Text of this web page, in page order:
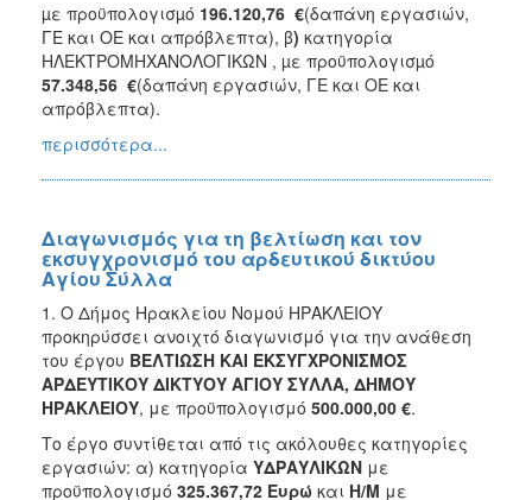
µε προϋπολογισµό 196.120,76 €(δαπάνη εργασιών,
ΓΕ και ΟΕ και απρόβλεπτα), β) κατηγορία
ΗΛΕΚΤΡΟΜΗΧΑΝΟΛΟΓΙΚΩΝ , µε προϋπολογισµό
57.348,56 €(δαπάνη εργασιών, ΓΕ και ΟΕ και
απρόβλεπτα).
περισσότερα...
Διαγωνισμός για τη βελτίωση και τον
εκσυγχρονισμό του αρδευτικού δικτύου
Αγίου Σύλλα
1. Ο Δήμος Ηρακλείου Νομού ΗΡΑΚΛΕΙΟΥ
προκηρύσσει ανοιχτό διαγωνισμό για την ανάθεση
του έργου ΒΕΛΤΙΩΣΗ ΚΑΙ ΕΚΣΥΓΧΡΟΝΙΣΜΟΣ
ΑΡΔΕΥΤΙΚΟΥ ΔΙΚΤΥΟΥ ΑΓΙΟΥ ΣΥΛΛΑ, ΔΗΜΟΥ
ΗΡΑΚΛΕΙΟΥ, με προϋπολογισμό 500.000,00 €.
Το έργο συντίθεται από τις ακόλουθες κατηγορίες
εργασιών: α) κατηγορία ΥΔΡΑΥΛΙΚΩΝ με
προϋπολογισμό 325.367,72 Ευρώ και Η/Μ με